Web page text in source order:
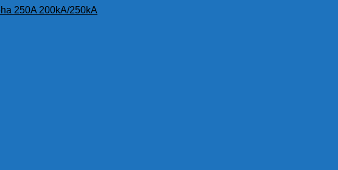
250A 200kA/250kA